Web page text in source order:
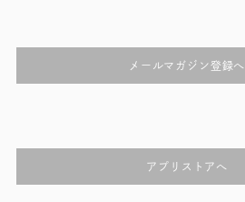
メールマガジン登録へ
アプリストアへ